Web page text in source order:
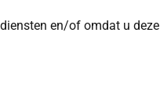
en/of omdat u